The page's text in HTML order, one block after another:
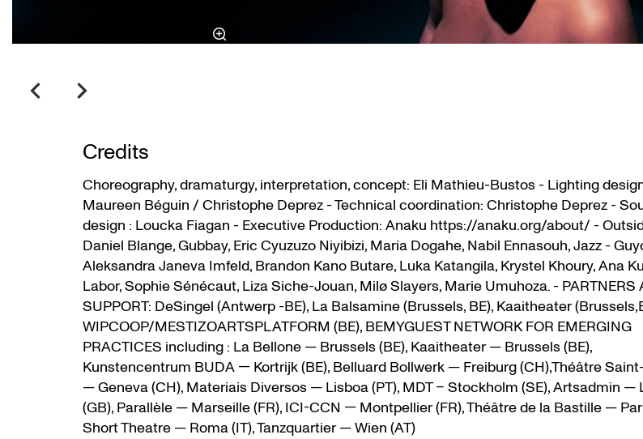
Credits
Choreography, dramaturgy, interpretation, concept: Eli Mathieu-Bustos - Lighting
Maureen Béguin / Christophe Deprez - Technical coordination: Christophe Deprez -
design : Loucka Fiagan - Executive Production: Anaku https://anaku.org/about/ -
Daniel Blange, Gubbay, Eric Cyuzuzo Niyibizi, Maria Dogahe, Nabil Ennasouh, Jazz -
Aleksandra Janeva Imfeld, Brandon Kano Butare, Luka Katangila, Krystel Khoury, Ana
Labor, Sophie Sénécaut, Liza Siche-Jouan, Milø Slayers, Marie Umuhoza. - PARTNERS
SUPPORT: DeSingel (Antwerp -BE), La Balsamine (Brussels, BE), Kaaitheater
WIPCOOP/MESTIZOARTSPLATFORM (BE), BEMYGUEST NETWORK FOR EMERGING
PRACTICES including : La Bellone — Brussels (BE), Kaaitheater — Brussels (BE),
Kunstencentrum BUDA — Kortrijk (BE), Belluard Bollwerk — Freiburg (CH),Théâtre
— Geneva (CH), Materiais Diversos — Lisboa (PT), MDT – Stockholm (SE), Artsadmin —
(GB), Parallèle — Marseille (FR), ICI-CCN — Montpellier (FR), Théâtre de la Bastille —
Short Theatre — Roma (IT), Tanzquartier — Wien (AT)